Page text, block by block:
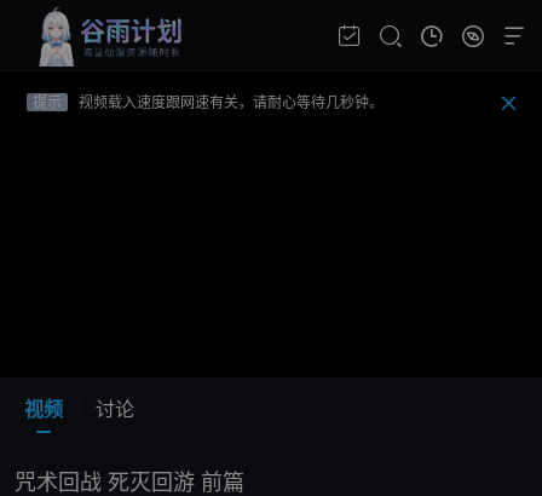
提示
不要轻易相信视频中的广告，谨防上当受骗!
提示
提示
视频载入速度跟网速有关，请耐心等待几秒钟。
视频 讨论
咒术回战 死灭回游 前篇